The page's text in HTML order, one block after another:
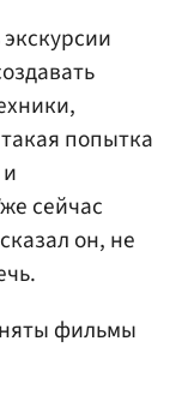
попытка
сейчас
он, не
фильмы